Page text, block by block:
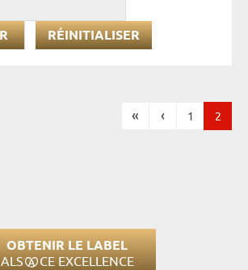
RÉINITIALISER
« ‹ 1 2
OBTENIR LE LABEL
ALS CE EXCELLENCE